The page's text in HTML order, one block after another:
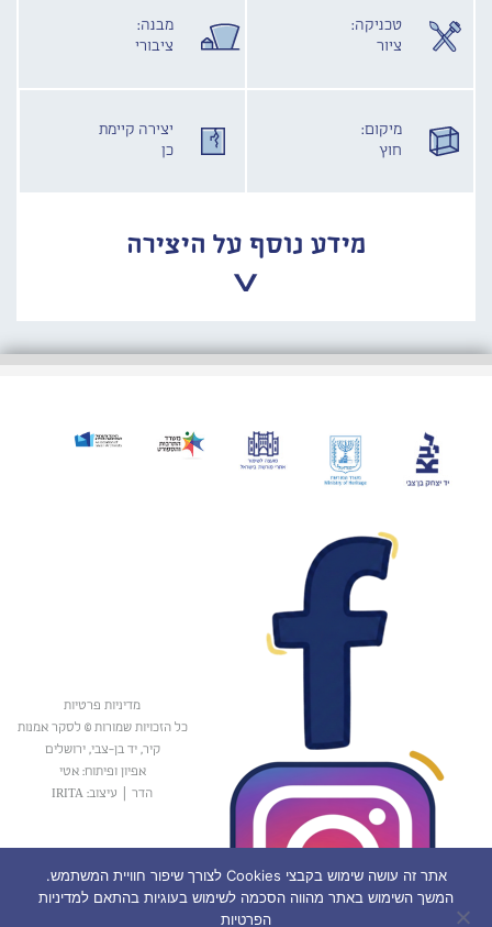
טכניקה:
ציור
מבנה:
ציבורי
מיקום:
חוץ
יצירה קיימת
כן
מידע נוסף על היצירה
מדיניות פרטיות
כל הזכויות שמורות © לסקר אמנות
קיר, יד בן-צבי, ירושלים
אפיון ופיתוח: אטי
הדר
עיצוב: IRITA
אתר זה עושה שימוש בקבצי Cookies לצורך שיפור חוויית המשתמש.
המשך השימוש באתר מהווה הסכמה לשימוש בעוגיות בהתאם למדיניות
הפרטיות